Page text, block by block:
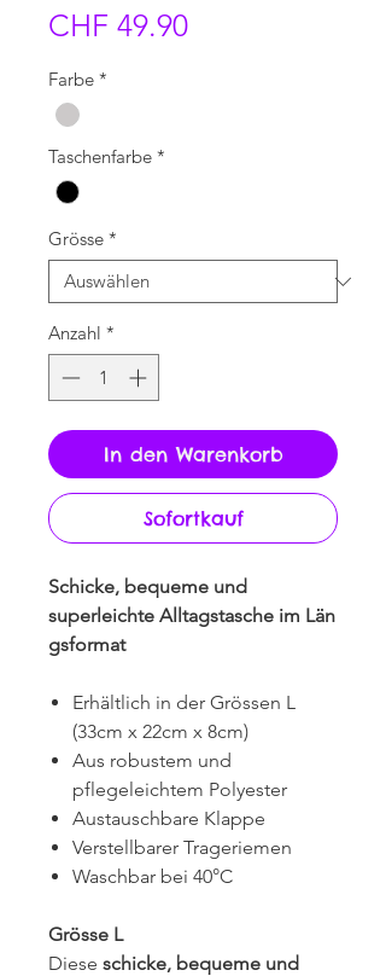
CHF 49.90Preis
Farbe *
Taschenfarbe *
Grösse *
Anzahl *
In den Warenkorb
Sofortkauf
Schicke, bequeme und
superleichte Alltagstasche im Län
gsformat
Erhältlich in der Grössen L
(33cm x 22cm x 8cm)
Aus robustem und
pflegeleichtem Polyester
Austauschbare Klappe
Verstellbarer Trageriemen
Waschbar bei 40°C
Grösse L
Diese schicke, bequeme und